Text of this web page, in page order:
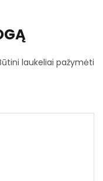
laukeliai pažymėti